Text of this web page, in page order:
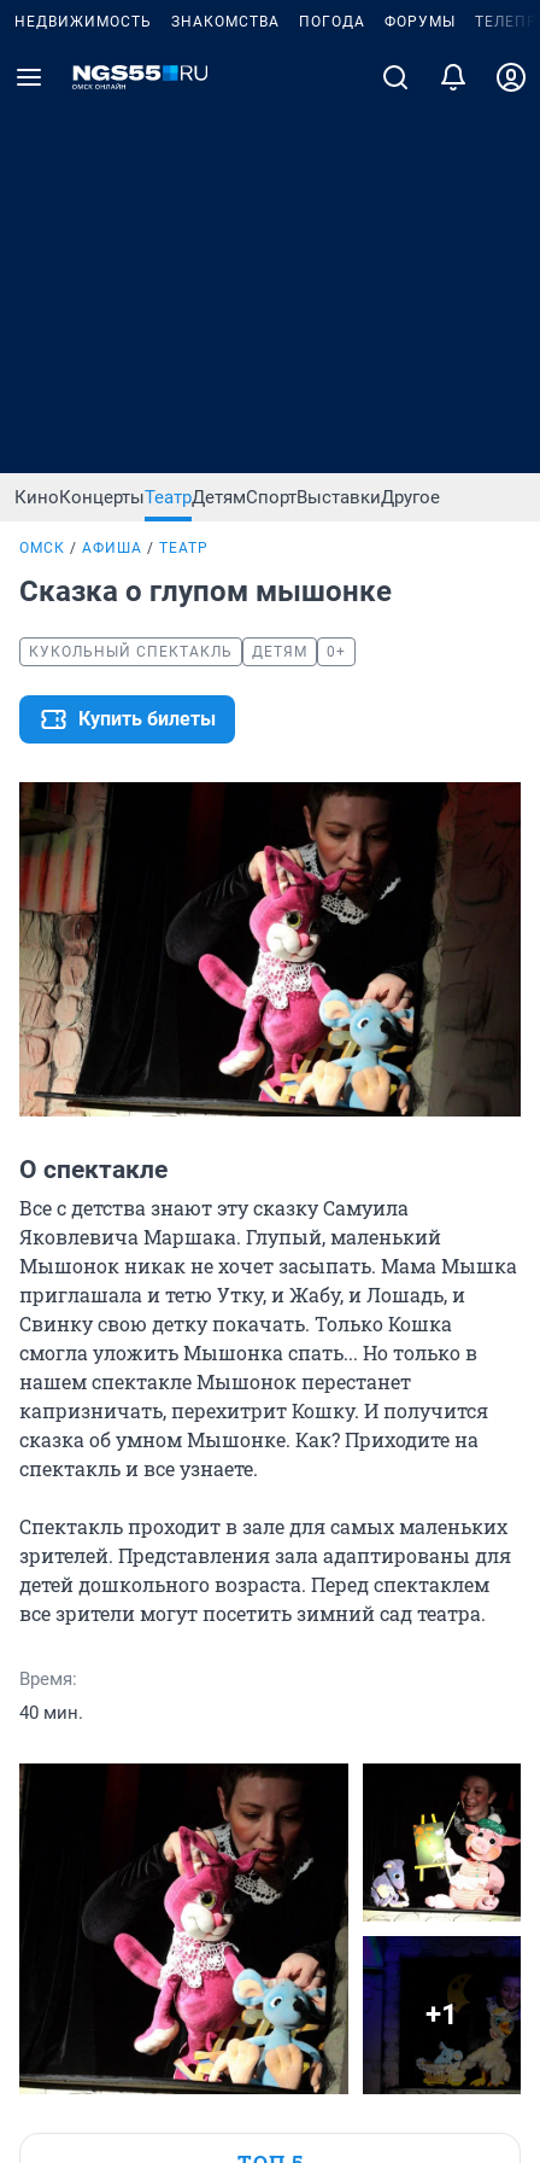
НЕДВИЖИМОСТЬ ЗНАКОМСТВА ПОГОДА ФОРУМЫ
КиноКонцертыТеатрДетямСпортВыставкиДругое
ОМСК АФИША ТЕАТР
Сказка о глупом мышонке
КУКОЛЬНЫЙ СПЕКТАКЛЬ ДЕТЯМ 0+
Купить билеты
О спектакле
Все с детства знают эту сказку Самуила
Яковлевича Маршака. Глупый, маленький
Мышонок никак не хочет засыпать. Мама Мышка
приглашала и тетю Утку, и Жабу, и Лошадь, и
Свинку свою детку покачать. Только Кошка
смогла уложить Мышонка спать... Но только в
нашем спектакле Мышонок перестанет
капризничать, перехитрит Кошку. И получится
сказка об умном Мышонке. Как? Приходите на
спектакль и все узнаете.
Спектакль проходит в зале для самых маленьких
зрителей. Представления зала адаптированы для
детей дошкольного возраста. Перед спектаклем
все зрители могут посетить зимний сад театра.
Время:
40 мин.
+1